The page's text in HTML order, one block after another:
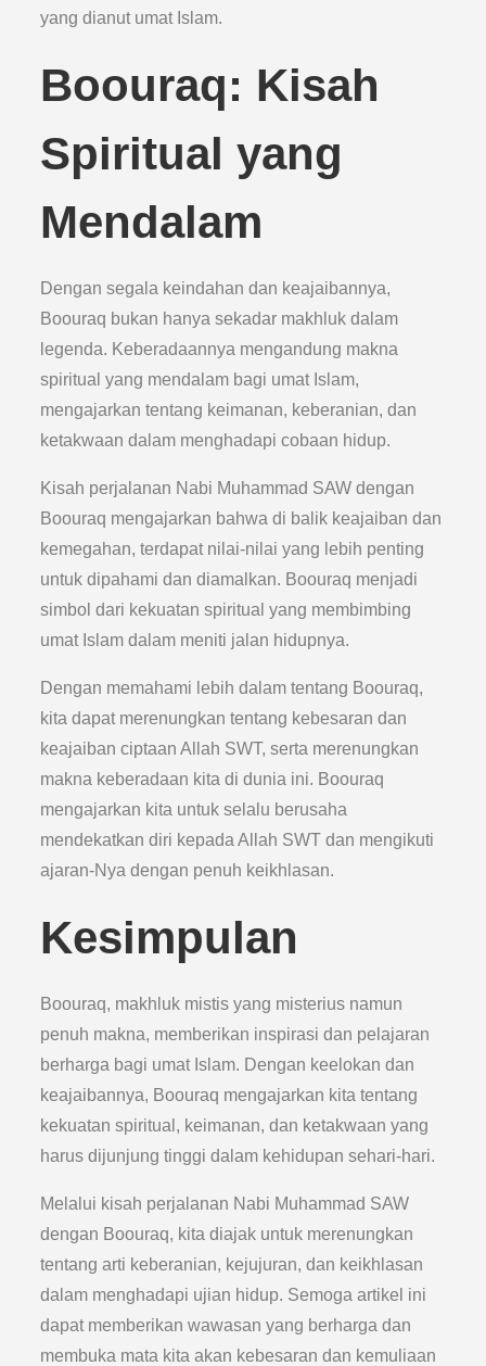
yang dianut umat Islam.
Boouraq: Kisah
Spiritual yang
Mendalam
Dengan segala keindahan dan keajaibannya,
Boouraq bukan hanya sekadar makhluk dalam
legenda. Keberadaannya mengandung makna
spiritual yang mendalam bagi umat Islam,
mengajarkan tentang keimanan, keberanian, dan
ketakwaan dalam menghadapi cobaan hidup.
Kisah perjalanan Nabi Muhammad SAW dengan
Boouraq mengajarkan bahwa di balik keajaiban dan
kemegahan, terdapat nilai-nilai yang lebih penting
untuk dipahami dan diamalkan. Boouraq menjadi
simbol dari kekuatan spiritual yang membimbing
umat Islam dalam meniti jalan hidupnya.
Dengan memahami lebih dalam tentang Boouraq,
kita dapat merenungkan tentang kebesaran dan
keajaiban ciptaan Allah SWT, serta merenungkan
makna keberadaan kita di dunia ini. Boouraq
mengajarkan kita untuk selalu berusaha
mendekatkan diri kepada Allah SWT dan mengikuti
ajaran-Nya dengan penuh keikhlasan.
Kesimpulan
Boouraq, makhluk mistis yang misterius namun
penuh makna, memberikan inspirasi dan pelajaran
berharga bagi umat Islam. Dengan keelokan dan
keajaibannya, Boouraq mengajarkan kita tentang
kekuatan spiritual, keimanan, dan ketakwaan yang
harus dijunjung tinggi dalam kehidupan sehari-hari.
Melalui kisah perjalanan Nabi Muhammad SAW
dengan Boouraq, kita diajak untuk merenungkan
tentang arti keberanian, kejujuran, dan keikhlasan
dalam menghadapi ujian hidup. Semoga artikel ini
dapat memberikan wawasan yang berharga dan
membuka mata kita akan kebesaran dan kemuliaan